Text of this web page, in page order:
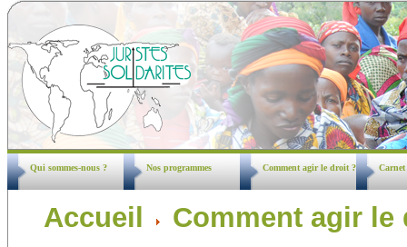
Qui sommes-nous ? Nos programmes Comment agir le droit ? Carnet
Accueil Comment agir le